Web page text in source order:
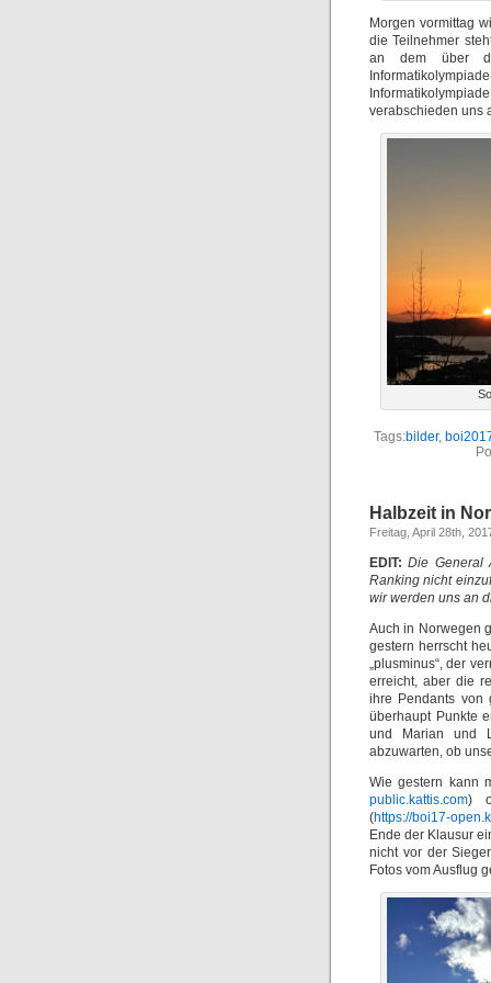
Morgen vormittag
die Teilnehmer
an dem über
verabschieden uns
Tags:bilder,
Halbzeit in
Freitag, April 28th,
EDIT:Die General
Ranking nicht
wir werden uns an
Auch in Norwegen
gestern herrscht
„plusminus“, der
erreicht, aber die
ihre Pendants von
überhaupt Punkte
und Marian und
abzuwarten, ob
Wie gestern kann
public.kattis.com)
(https://boi17-
Ende der Klausur
nicht vor der
Fotos vom Ausflug